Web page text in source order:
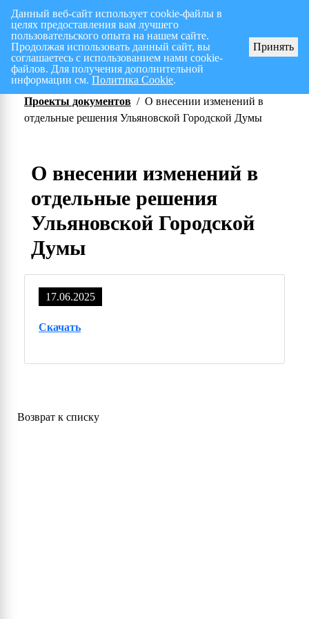
Перспективный план работ на I полугодие 2026 г.
Проекты документов / О внесении изменений в
отдельные решения Ульяновской Городской Думы
О внесении изменений в
отдельные решения
Ульяновской Городской
Думы
17.06.2025
Скачать
Возврат к списку
Данный веб-сайт использует cookie-файлы в
целях предоставления вам лучшего
пользовательского опыта на нашем сайте.
Продолжая использовать данный сайт, вы
соглашаетесь с использованием нами cookie-
файлов. Для получения дополнительной
информации см.Политика Cookie.
Принять